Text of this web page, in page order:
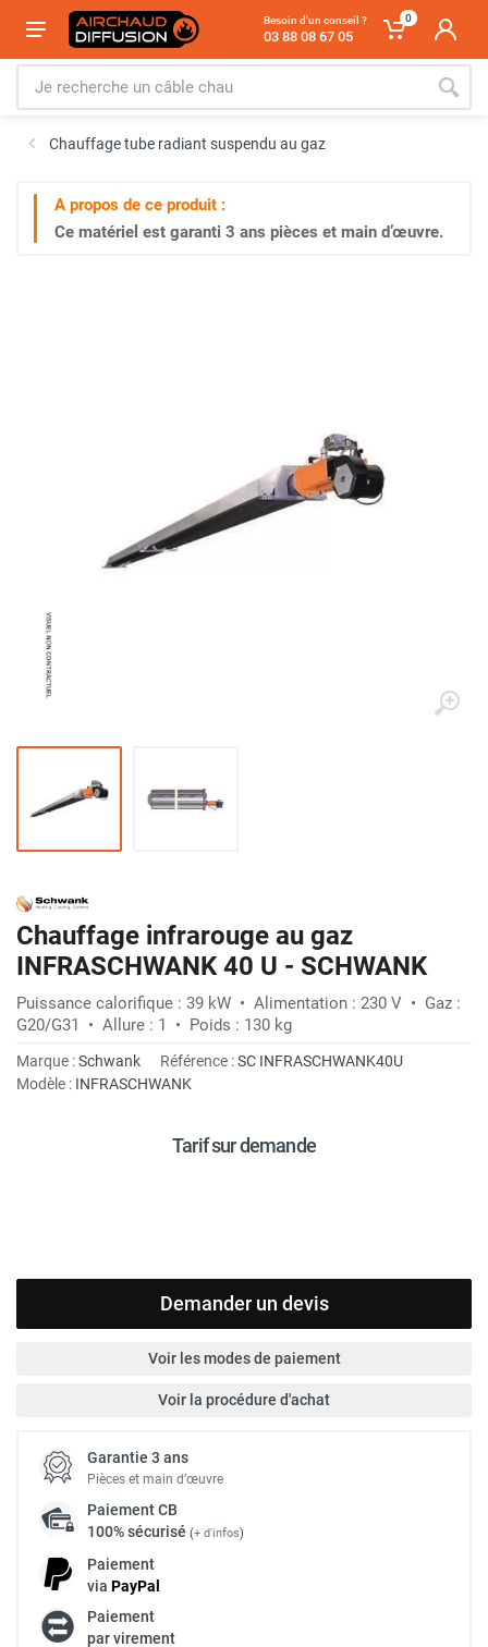
Besoin d'un conseil ?
03 88 08 67 05
0
Chauffage tube radiant suspendu au gaz
A propos de ce produit :
Ce matériel est garanti 3 ans pièces et main d’œuvre.
Chauffage infrarouge au gaz
INFRASCHWANK 40 U - SCHWANK
Puissance calorifique : 39 kW • Alimentation : 230 V • Gaz :
G20/G31 • Allure : 1 • Poids : 130 kg
Marque :Schwank Référence :SC INFRASCHWANK40U
Modèle : INFRASCHWANK
Tarif sur demande
Demander un devis
Voir les modes de paiement
Voir la procédure d'achat
Garantie 3 ans
Pièces et main d’œuvre
PaiementCB
100% sécurisé (+ d'infos)
Paiement
via PayPal
Paiement
par virement